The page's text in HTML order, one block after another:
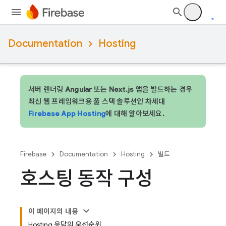
Documentation Hosting
서버 렌더링 Angular 또는 Next.js 앱을 빌드하는 경우
최신 웹 프레임워크용 풀 스택 솔루션인 차세대
Firebase App Hosting에 대해 알아보세요.
Firebase Documentation Hosting 빌드
호스팅 동작 구성
이 페이지의 내용